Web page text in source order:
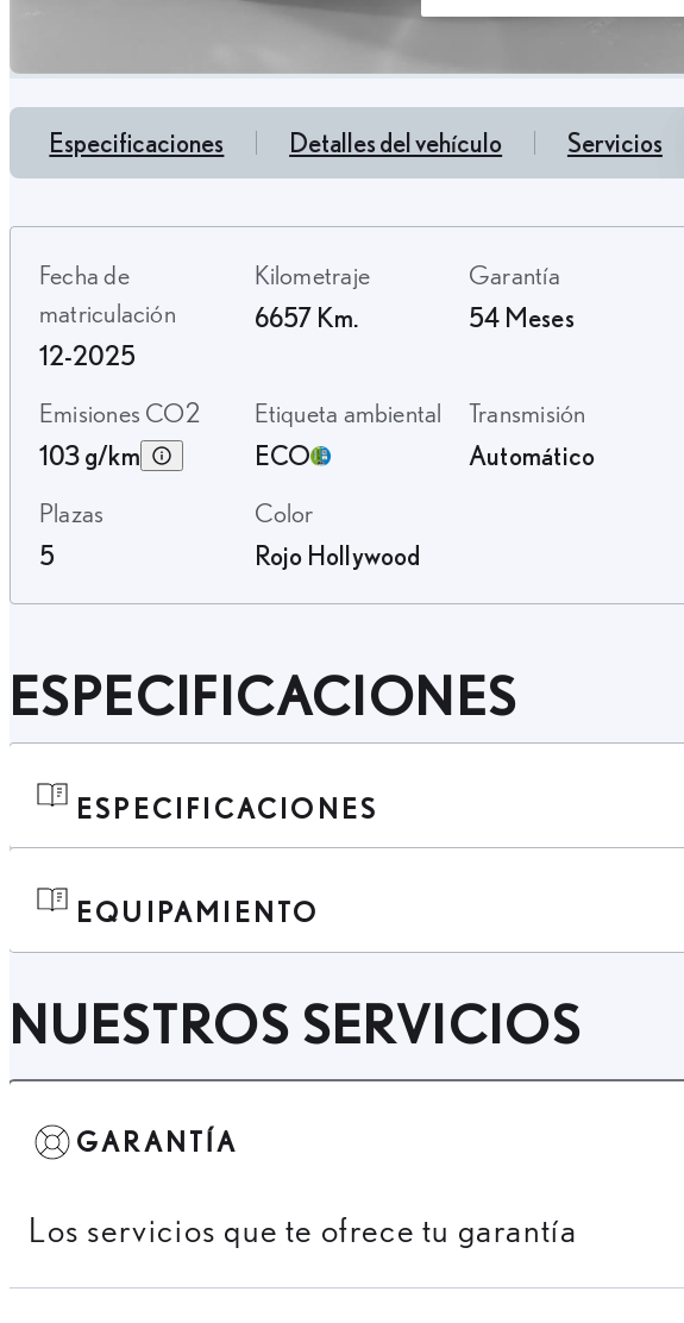
Especificaciones Detalles del vehículo Servicios
Fecha de
matriculación
12-2025
Kilometraje
6657 Km.
Garantía
54 Meses
Emisiones CO2
103 g/km
Etiqueta ambiental
ECO
Transmisión
Automático
Plazas
5
Color
Rojo Hollywood
ESPECIFICACIONES
ESPECIFICACIONES
EQUIPAMIENTO
NUESTROS SERVICIOS
GARANTÍA
Los servicios que te ofrece tu garantía